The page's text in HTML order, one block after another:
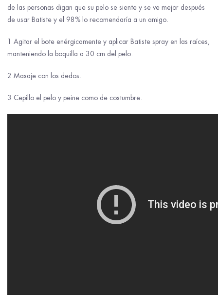
de las personas digan que su pelo se siente y se ve mejor después
de usar Batiste y el 98% lo recomendaría a un amigo.
1 Agitar el bote enérgicamente y aplicar Batiste spray en las raíces,
manteniendo la boquilla a 30 cm del pelo.
2 Masaje con los dedos.
3 Cepillo el pelo y peine como de costumbre.